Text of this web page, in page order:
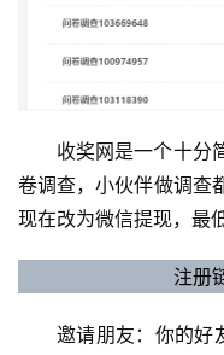
收奖网是一个十分
卷调查，小伙伴做调查
现在改为微信提现，最
注册
邀请朋友：你的好